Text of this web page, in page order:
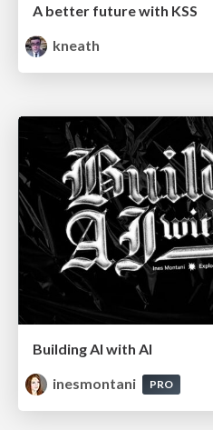
A better future with KSS
kneath
Building AI with AI
inesmontani
PRO